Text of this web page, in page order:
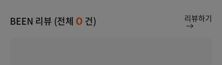
BEEN 리뷰 (전체 0 건) 리뷰하기